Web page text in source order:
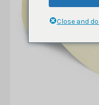
Close and